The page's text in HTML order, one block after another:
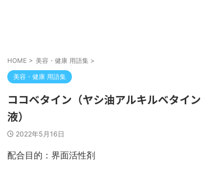
HOME > 美容・健康 用語集 >
美容・健康 用語集
ココベタイン（ヤシ油アルキルベタイン
液）
2022年5月16日
配合目的：界面活性剤